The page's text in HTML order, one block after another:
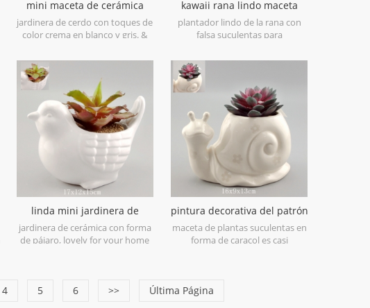
mini maceta de cerámica
animal cerdo plantador
jardinera de cerdo con toques de
color crema en blanco y gris. &
de cerámica, también sería un
sostenedor de esponja
encantador.
kawaii rana lindo maceta
plantador para el hogar
plantador lindo de la rana con
falsa suculentas para
oficina.
linda mini jardinera de
pájaros de cerámica blanca
jardinera de cerámica con forma
de pájaro, lovely for your home
pintura decorativa del patrón
de flor de la planta del
caracol de cerámica del deco
maceta de plantas suculentas en
forma de caracol es casi
superficie, este macetero hecho a
4 5 6 >> Última Página